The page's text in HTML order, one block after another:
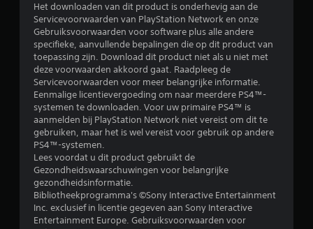
Het downloaden van dit product is onderhevig aan de
Servicevoorwaarden van PlayStation Network en onze
Gebruiksvoorwaarden voor software plus alle andere
specifieke, aanvullende bepalingen die op dit product van
toepassing zijn. Download dit product niet als u niet met
deze voorwaarden akkoord gaat. Raadpleeg de
Servicevoorwaarden voor meer belangrijke informatie.
Eenmalige licentievergoeding om naar meerdere PS4™-
systemen te downloaden. Voor uw primaire PS4™ is
aanmelden bij PlayStation Network niet vereist om dit te
gebruiken, maar het is wel vereist voor gebruik op andere
PS4™-systemen.
Lees voordat u dit product gebruikt de
Gezondheidswaarschuwingen voor belangrijke
gezondheidsinformatie.
Bibliotheekprogramma's ©Sony Interactive Entertainment
Inc. exclusief in licentie gegeven aan Sony Interactive
Entertainment Europe. Gebruiksvoorwaarden voor